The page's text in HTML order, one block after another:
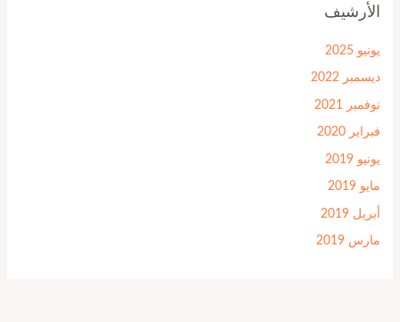
الأرشيف
يونيو 2025
ديسمبر 2022
نوفمبر 2021
فبراير 2020
يونيو 2019
مايو 2019
أبريل 2019
مارس 2019